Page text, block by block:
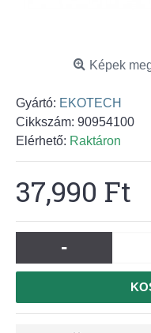
Képek
Gyártó: EKOTECH
Cikkszám: 90954100
Elérhető: Raktáron
37,990 Ft
-